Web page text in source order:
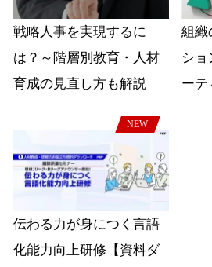
戦略人事を実現するに
は？～階層別教育・人材
育成の見直し方も解説
組織
シ
ーテ
NEW
伝わる力が身につく言語
化能力向上研修【資料ダ